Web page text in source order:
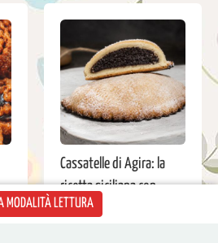
MODALITÀ LETTURA
Cassatelle di Agira: la
ricetta siciliana con
mandorle, cacao e farina